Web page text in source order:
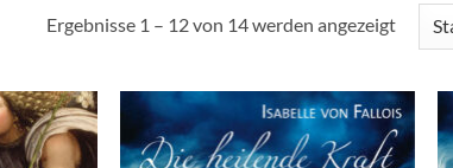
Ergebnisse 1 – 12 von 14 werden angezeigt